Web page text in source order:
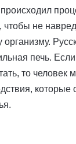
чтобы не
организму.
печь.
то человек
которые